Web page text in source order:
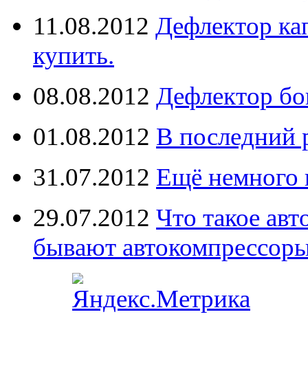
11.08.2012 Дефлектор
купить.
08.08.2012 Дефлектор
01.08.2012 В последний
31.07.2012 Ещё немного
29.07.2012 Что такое
бывают